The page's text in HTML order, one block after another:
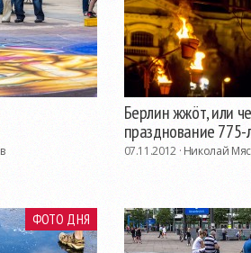
Берлин жжöт, или
празднование775-
07.11.2012 ·Николай
ФОТО ДНЯ